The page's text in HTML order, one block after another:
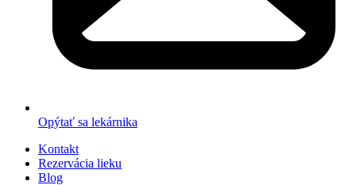
Opýtať sa lekárnika
Kontakt
Rezervácia lieku
Blog